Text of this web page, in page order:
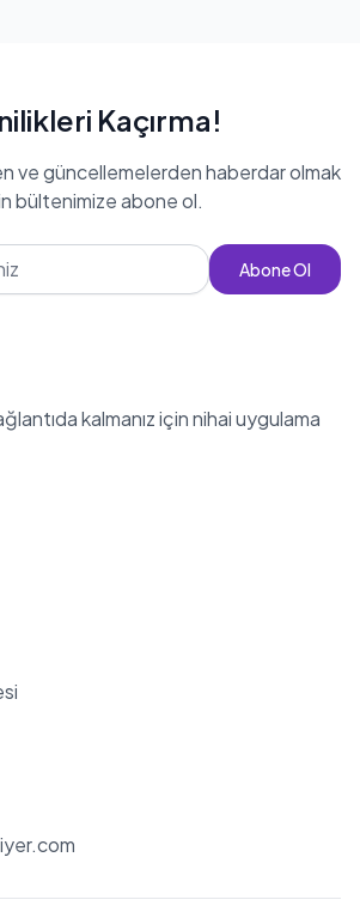
Kaçırma!
ve güncellemelerden haberdar olmak
bültenimize abone ol.
Abone Ol
kalmanız için nihai uygulama